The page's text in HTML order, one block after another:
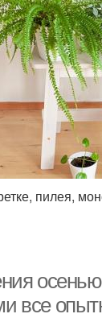
пилея,
все